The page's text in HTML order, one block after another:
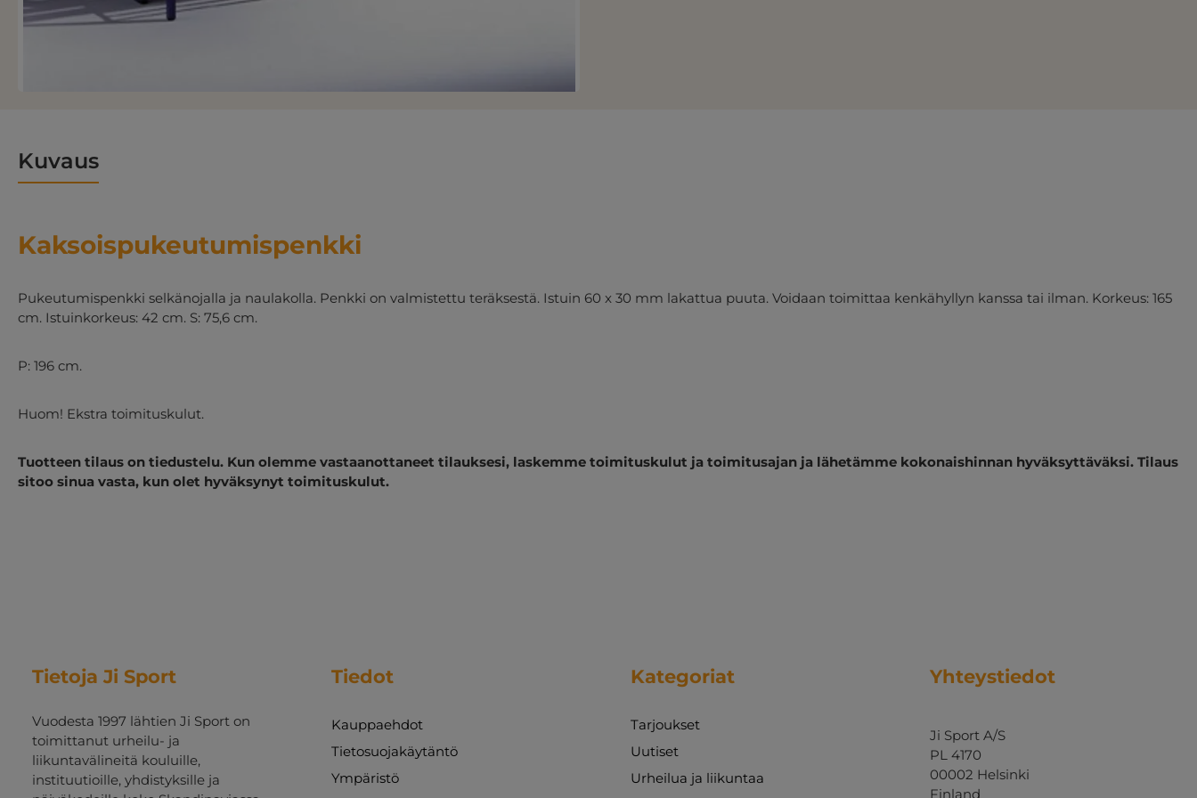
Kuvaus
Kaksoispukeutumispenkki
Pukeutumispenkki selkänojalla ja naulakolla. Penkki on valmistettu teräksestä. Istuin 60 x 30 mm lakattua puuta. Voidaan toimittaa kenkähyllyn kanssa tai ilman. Korkeus: 165
cm. Istuinkorkeus: 42 cm. S: 75,6 cm.
P: 196 cm.
Huom! Ekstra toimituskulut.
Tuotteen tilaus on tiedustelu. Kun olemme vastaanottaneet tilauksesi, laskemme toimituskulut ja toimitusajan ja lähetämme kokonaishinnan hyväksyttäväksi. Tilaus
sitoo sinua vasta, kun olet hyväksynyt toimituskulut.
Tietoja Ji Sport
Vuodesta 1997 lähtien Ji Sport on
toimittanut urheilu- ja
liikuntavälineitä kouluille,
instituutioille, yhdistyksille ja
Tiedot
Kauppaehdot
Tietosuojakäytäntö
Ympäristö
Kategoriat
Tarjoukset
Uutiset
Urheilua ja liikuntaa
Yhteystiedot
Ji Sport A/S
PL 4170
00002 Helsinki
Finland